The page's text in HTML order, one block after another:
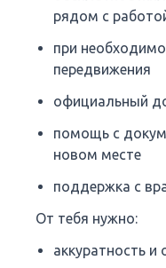
рядом с
при
передвижения
официальный
помощь с
новом месте
поддержка с
От тебя нужно:
аккуратность и